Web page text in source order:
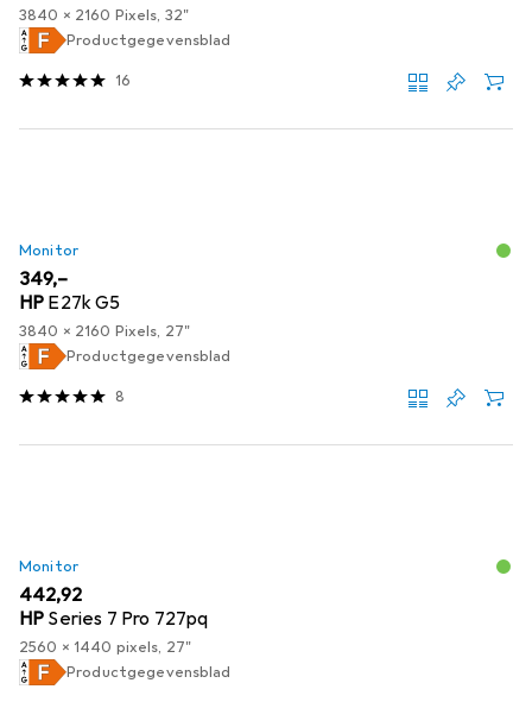
3840 x 2160 Pixels, 32"
Productgegevensblad
16
Monitor
EUR
349,–
HP E27k G5
3840 x 2160 Pixels, 27"
Productgegevensblad
8
Monitor
EUR
442,92
HP Series 7 Pro 727pq
2560 x 1440 pixels, 27"
Productgegevensblad